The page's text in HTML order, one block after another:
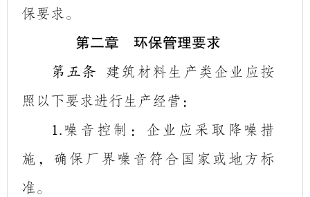
保要求。
第二章 环保管理要求
第五条
建筑材料生产类企业应按
照以下要求进行生产经营：
1. 噪音控制 ：企业应采取降噪措
施，确保厂界噪音符合国家或地方标
准。